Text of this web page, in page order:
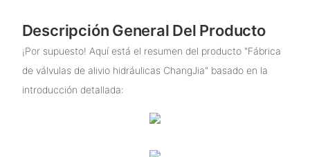
Descripción General Del Producto
¡Por supuesto! Aquí está el resumen del producto "Fábrica
de válvulas de alivio hidráulicas ChangJia" basado en la
introducción detallada: